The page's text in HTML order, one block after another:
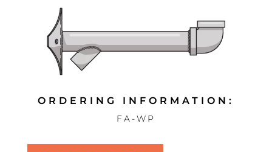
ORDERING INFORMATION:
FA-WP